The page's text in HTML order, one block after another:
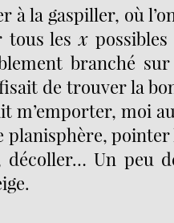
à la gaspiller, où
tous les x
branché
de trouver la
m’emporter, moi
pointer
décoller… Un peu